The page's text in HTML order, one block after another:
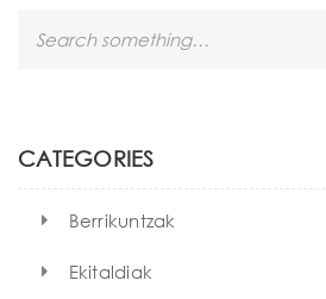
h
CATEGORIES
Berrikuntzak
Ekitaldiak